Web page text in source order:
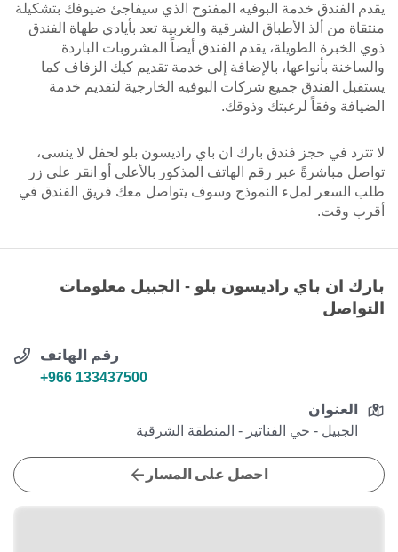
يقدم الفندق خدمة البوفيه المفتوح الذي سيفاجئ ضيوفك بتشكيلة
منتقاة من ألذ الأطباق الشرقية والغربية تعد بأيادي طهاة الفندق
ذوي الخبرة الطويلة، يقدم الفندق أيضاً المشروبات الباردة
والساخنة بأنواعها، بالإضافة إلى خدمة تقديم كيك الزفاف كما
يستقبل الفندق جميع شركات البوفيه الخارجية لتقديم خدمة
الضيافة وفقاً لرغبتك وذوقك.
لا تترد في حجز فندق بارك ان باي راديسون بلو لحفل لا ينسى،
تواصل مباشرةً عبر رقم الهاتف المذكور بالأعلى أو انقر على زر
طلب السعر لملء النموذج وسوف يتواصل معك فريق الفندق في
أقرب وقت.
بارك ان باي راديسون بلو - الجبيل معلومات
التواصل
رقم الهاتف
+966 133437500
العنوان
الجبيل - حي الفناتير - المنطقة الشرقية
احصل على المسار